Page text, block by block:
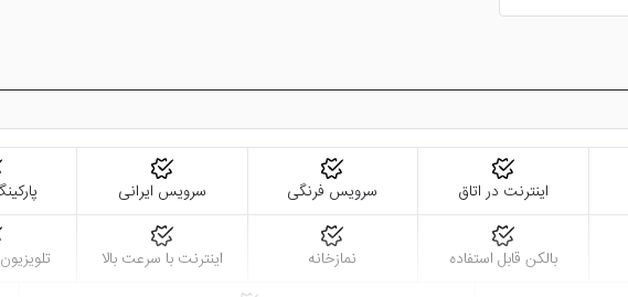
اینترنت در اتاق سرویس فرنگی سرویس ایرانی
بالکن قابل استفاده نمازخانه اینترنت با سرعت بالا